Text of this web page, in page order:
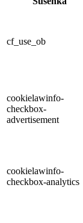
cf_use_ob
cookielawinfo-
checkbox-
advertisement
cookielawinfo-
checkbox-analytics